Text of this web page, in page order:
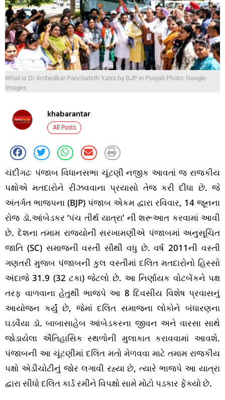
What is Dr Ambedkar Panchatirth Yatra by BJP in Punjab Photo: Google
Images
khabarantar
All Posts
ચંદીગઢઃ પંજાબ વિધાનસભા ચૂંટણી નજીક આવતાં જ રાજકીય
પક્ષોએ મતદારોને રીઝવવાના પ્રયાસો તેજ કરી દીધા છે. જે
અંતર્ગત ભાજપના (BJP) પંજાબ એકમ દ્વારા રવિવાર, 14 જૂનના
રોજ ડૉ.આંબેડકર ‘પંચ તીર્થ યાત્રા’ ની શરૂઆત કરવામાં આવી
છે. દેશના તમામ રાજ્યોની સરખામણીએ પંજાબમાં અનુસૂચિત
જાતિ (SC) સમાજની વસ્તી સૌથી વધુ છે. વર્ષ 2011ની વસ્તી
ગણતરી મુજબ પંજાબની કુલ વસ્તીમાં દલિત મતદારોનો હિસ્સો
અંદાજે 31.9 (32 ટકા) જેટલો છે. આ નિર્ણાયક વોટબેંકને પક્ષ
તરફ વાળવાના હેતુથી ભાજપે આ 8 દિવસીય વિશેષ પ્રવાસનું
આયોજન કર્યું છે, જેમાં દલિત સમાજના લોકોને બંધારણના
ઘડવૈયા ડૉ. બાબાસાહેબ આંબેડકરના જીવન અને વારસા સાથે
જોડાયેલા ઐતિહાસિક સ્થળોની મુલાકાત કરાવવામાં આવશે.
પંજાબની આ ચૂંટણીમાં દલિત મતો મેળવવા માટે તમામ રાજકીય
પક્ષો એડીચોટીનું જોર લગાવી રહ્યા છે, ત્યારે ભાજપે આ યાત્રા
દ્વારા સીધો દલિત કાર્ડ રમીને વિપક્ષો સામે મોટો પડકાર ફેંક્યો છે.